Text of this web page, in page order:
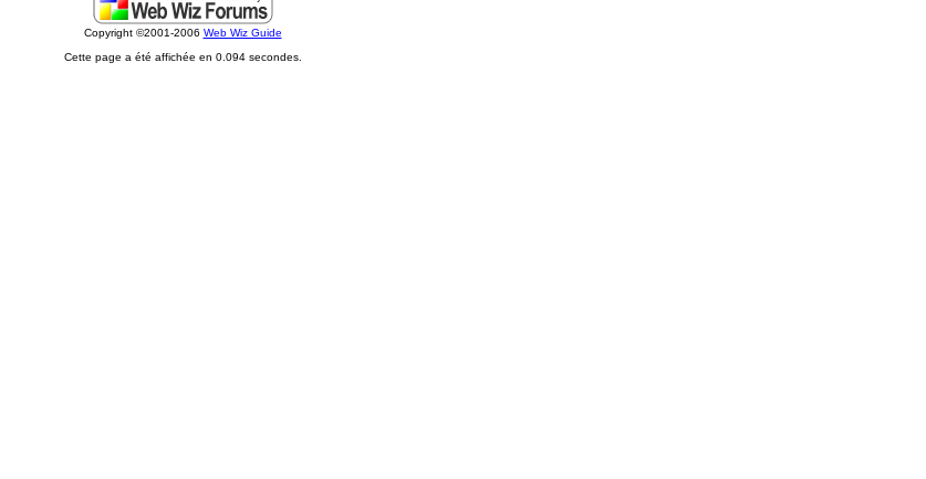
Copyright ©2001-2006 Web Wiz Guide
Cette page a été affichée en 0.094 secondes.